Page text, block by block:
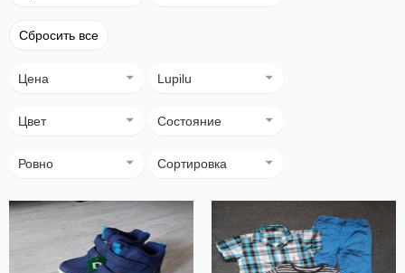
Сбросить все
Цена Lupilu
Цвет Состояние
Ровно Сортировка